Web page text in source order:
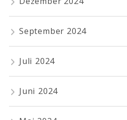
September 2024
Juli 2024
Juni 2024